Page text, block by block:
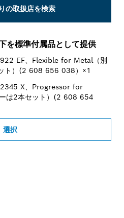
の取扱店を検索
を標準付属品として提供
922 EF、Flexible for Metal（別
ト）(2 608 656 038）×1
2345 X、Progressor for
は2本セット）(2 608 654
選択